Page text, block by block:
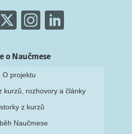
o Naučmese
O projektu
kurzů, rozhovory a články
z kurzů
Naučmese